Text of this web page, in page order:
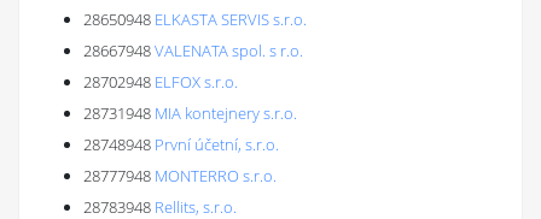
28650948 ELKASTA SERVIS s.r.o.
28667948VALENATA spol. s r.o.
28702948 ELFOX s.r.o.
28731948 MIA kontejnery s.r.o.
28748948 První účetní, s.r.o.
28777948 MONTERRO s.r.o.
28783948 Rellits, s.r.o.